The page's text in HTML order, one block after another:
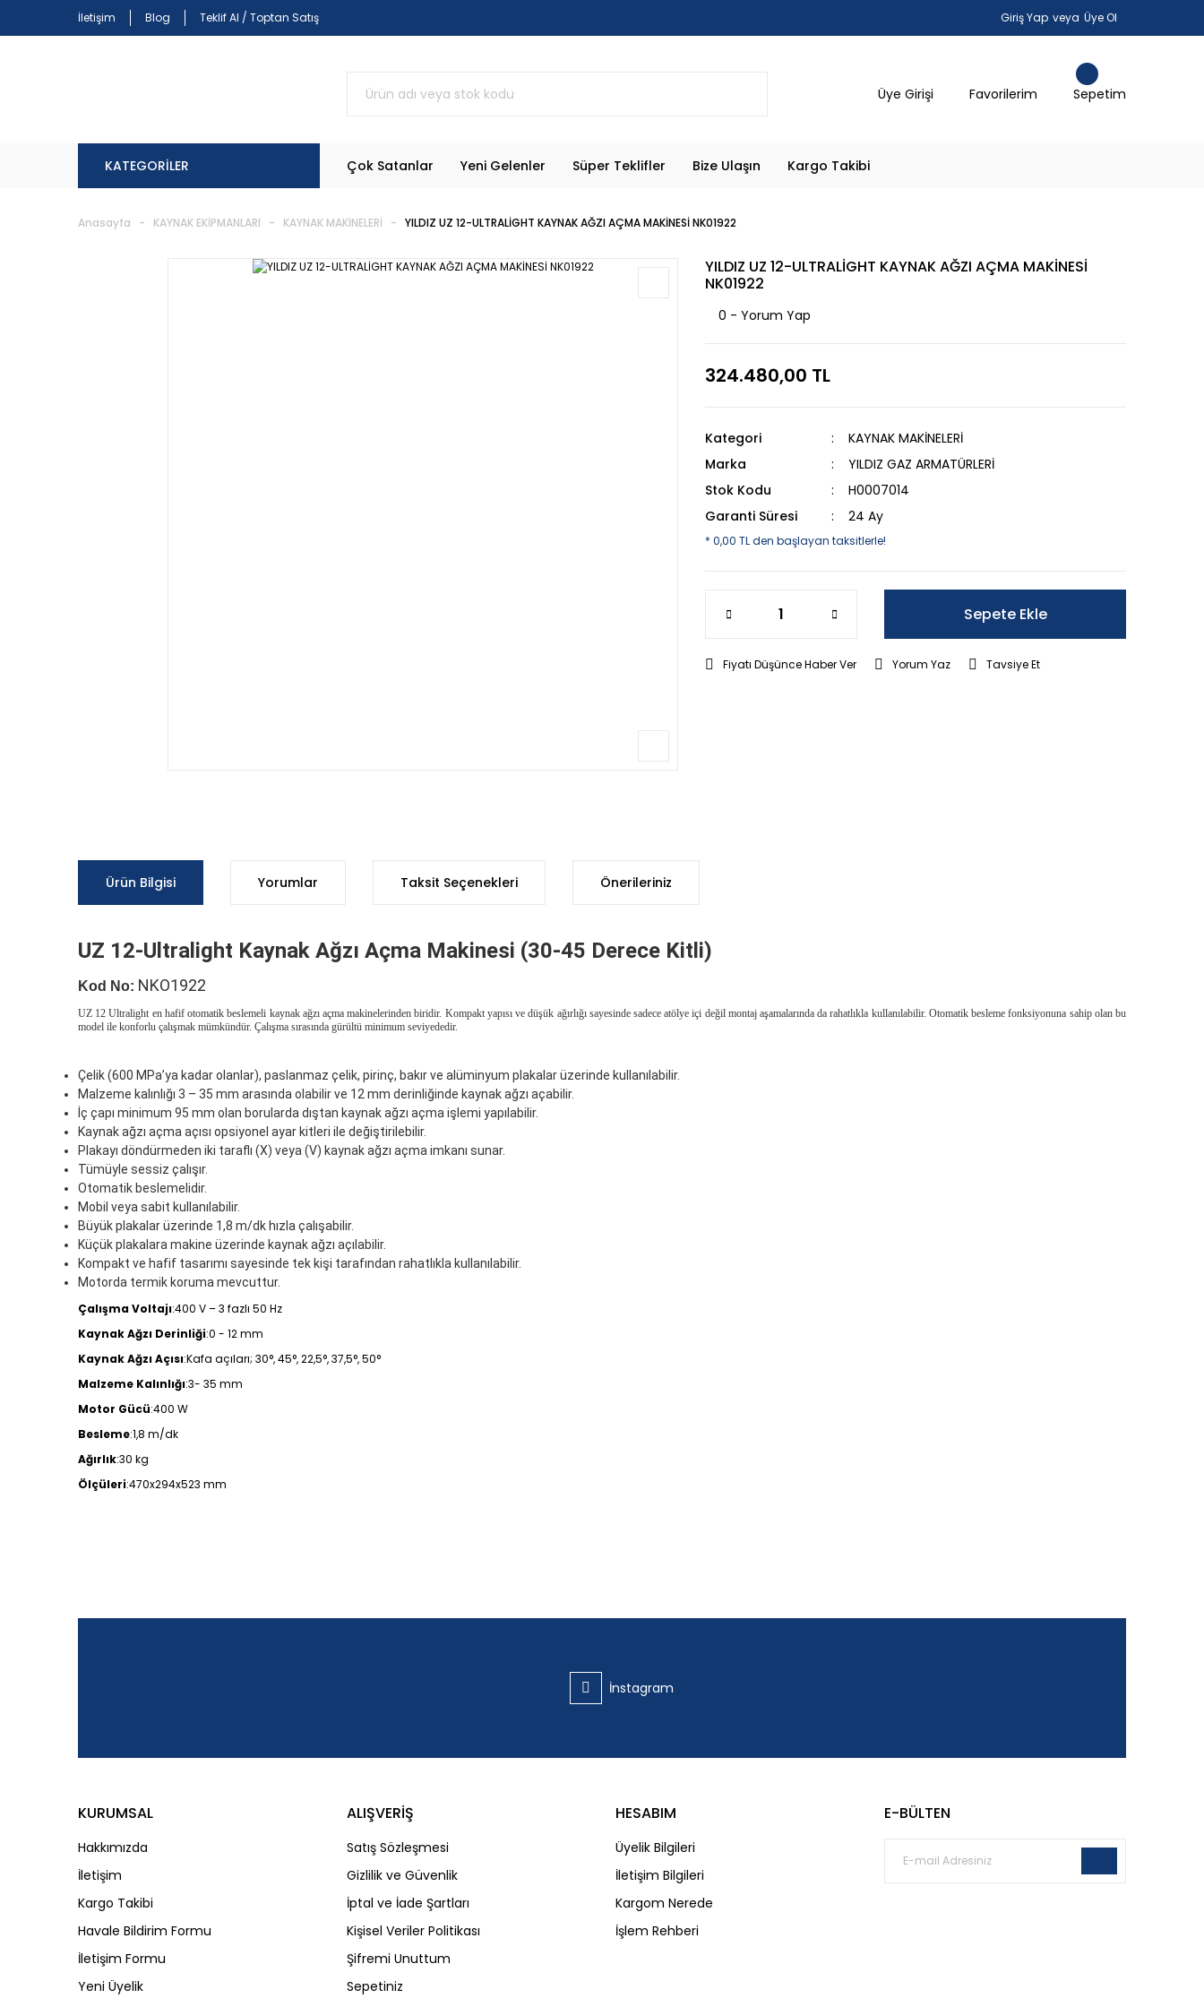
İletişim Blog Teklif Al / Toptan Satış Giriş Yap veya Üye Ol
Üye Girişi Favorilerim Sepetim
KATEGORİLER Çok Satanlar Yeni Gelenler Süper Teklifler Bize Ulaşın Kargo Takibi
Anasayfa KAYNAK EKİPMANLARI KAYNAK MAKİNELERİ YILDIZ UZ 12-ULTRALİGHT KAYNAK AĞZI AÇMA MAKİNESİ NK01922
YILDIZ UZ 12-ULTRALİGHT KAYNAK AĞZI AÇMA MAKİNESİ
NK01922
0 - Yorum Yap
324.480,00 TL
Kategori
KAYNAK MAKİNELERİ
Marka
YILDIZ GAZ ARMATÜRLERİ
Stok Kodu
H0007014
Garanti Süresi
24 Ay
* 0,00 TL den başlayan taksitlerle!
Sepete Ekle
Fiyatı Düşünce Haber Ver Yorum Yaz Tavsiye Et
Ürün Bilgisi Yorumlar Taksit Seçenekleri Önerileriniz
UZ 12-Ultralight Kaynak Ağzı Açma Makinesi (30-45 Derece Kitli)
Kod No: NKO1922
UZ 12 Ultralight en hafif otomatik beslemeli kaynak ağzı açma makinelerinden biridir. Kompakt yapısı ve düşük ağırlığı sayesinde sadece atölye içi değil montaj aşamalarında da rahatlıkla kullanılabilir. Otomatik besleme fonksiyonuna sahip olan bu
model ile konforlu çalışmak mümkündür. Çalışma sırasında gürültü minimum seviyededir.
Çelik (600 MPa’ya kadar olanlar), paslanmaz çelik, pirinç, bakır ve alüminyum plakalar üzerinde kullanılabilir.
Malzeme kalınlığı 3 – 35 mm arasında olabilir ve 12 mm derinliğinde kaynak ağzı açabilir.
İç çapı minimum 95 mm olan borularda dıştan kaynak ağzı açma işlemi yapılabilir.
Kaynak ağzı açma açısı opsiyonel ayar kitleri ile değiştirilebilir.
Plakayı döndürmeden iki taraflı (X) veya (V) kaynak ağzı açma imkanı sunar.
Tümüyle sessiz çalışır.
Otomatik beslemelidir.
Mobil veya sabit kullanılabilir.
Büyük plakalar üzerinde 1,8 m/dk hızla çalışabilir.
Küçük plakalara makine üzerinde kaynak ağzı açılabilir.
Kompakt ve hafif tasarımı sayesinde tek kişi tarafından rahatlıkla kullanılabilir.
Motorda termik koruma mevcuttur.
Çalışma Voltajı:400 V – 3 fazlı 50 Hz
Kaynak Ağzı Derinliği:0 - 12 mm
Kaynak Ağzı Açısı:Kafa açıları; 30°, 45°, 22,5°, 37,5°, 50°
Malzeme Kalınlığı:3- 35 mm
Motor Gücü:400 W
Besleme:1,8 m/dk
Ağırlık:30 kg
Ölçüleri:470x294x523 mm
Gönder
İnstagram
KURUMSAL
Hakkımızda
İletişim
Kargo Takibi
Havale Bildirim Formu
İletişim Formu
Yeni Üyelik
ALIŞVERİŞ
Satış Sözleşmesi
Gizlilik ve Güvenlik
İptal ve İade Şartları
Kişisel Veriler Politikası
Şifremi Unuttum
Sepetiniz
HESABIM
Üyelik Bilgileri
İletişim Bilgileri
Kargom Nerede
İşlem Rehberi
E-BÜLTEN